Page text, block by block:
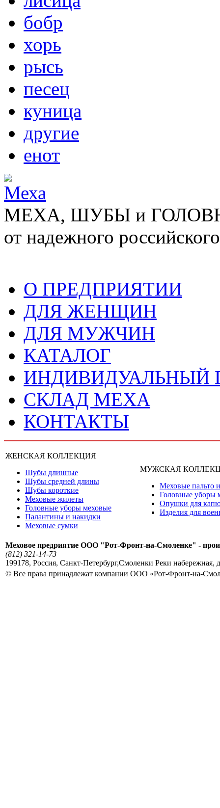
бобр
хорь
рысь
песец
куница
другие
енот
МЕХА, ШУБЫ и
от надежного
О ПРЕДПРИЯТИИ
ДЛЯ ЖЕНЩИН
ДЛЯ МУЖЧИН
КАТАЛОГ
ИНДИВИДУАЛЬНЫЙ
СКЛАД МЕХА
КОНТАКТЫ
ЖЕНСКАЯ КОЛЛЕКЦИЯ
Шубы длинные
Шубы средней длины
Шубы короткие
Меховые жилеты
Головные уборы меховые
Палантины и накидки
Меховые сумки
МУЖСКАЯ
Меховые пальто
Головные уборы
Опушки для
Изделия для
Меховое предриятие ООО "Рот-Фронт-на-Смоленке" -
(812) 321-14-73
199178, Россия, Санкт-Петербург,Смоленки Реки набережная,
© Все права принадлежат компании ООО «Рот-Фронт-на-